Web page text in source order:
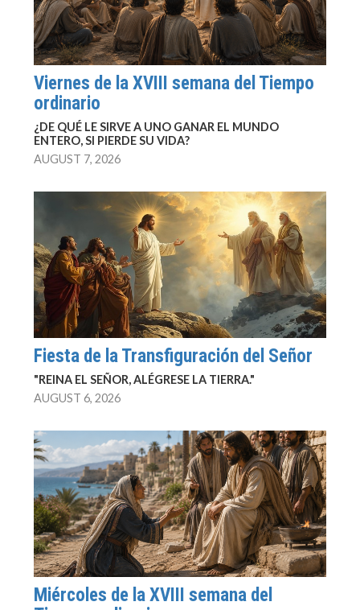
Viernes de la XVIII semana del Tiempo
ordinario
¿DE QUÉ LE SIRVE A UNO GANAR EL MUNDO
ENTERO, SI PIERDE SU VIDA?
AUGUST 7, 2026
Fiesta de la Transfiguración del Señor
"REINA EL SEÑOR, ALÉGRESE LA TIERRA."
AUGUST 6, 2026
Miércoles de la XVIII semana del